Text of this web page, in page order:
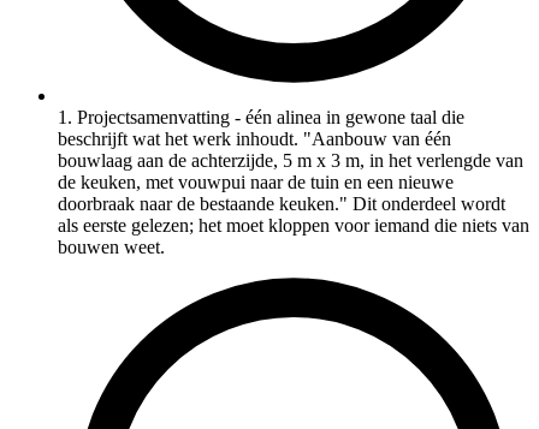
1. Projectsamenvatting - één alinea in gewone taal die
beschrijft wat het werk inhoudt. "Aanbouw van één
bouwlaag aan de achterzijde, 5 m x 3 m, in het verlengde van
de keuken, met vouwpui naar de tuin en een nieuwe
doorbraak naar de bestaande keuken." Dit onderdeel wordt
als eerste gelezen; het moet kloppen voor iemand die niets van
bouwen weet.